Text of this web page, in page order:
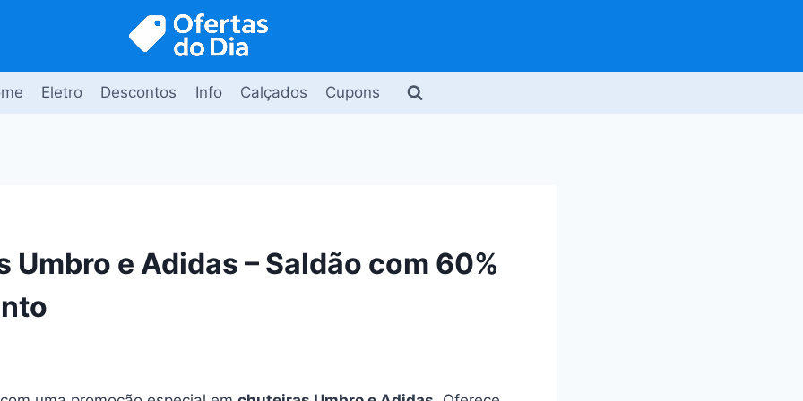
Eletro Descontos Info Calçados Cupons
Umbro e Adidas – Saldão com 60%